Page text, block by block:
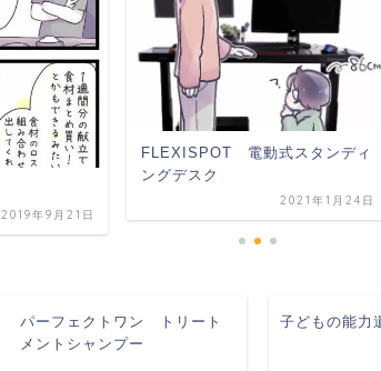
2019年9月21日
FLEXISPOT 電動式スタンディ
ングデスク
2021年1月24日
パーフェクトワン トリート
メントシャンプー
子どもの能力